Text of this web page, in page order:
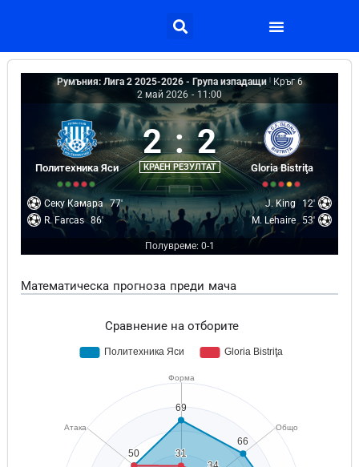
Румъния: Лига 2 2025-2026 - Група изпадащи
Кръг 6
2 май 2026 - 11:00
Политехника Яси
2 : 2
КРАЕН РЕЗУЛТАТ Gloria Bistriţa
Секу Камара 77'
R. Farcas 86'
J. King
12'
M. Lehaire 53'
Полувреме: 0-1
Математическа прогноза преди мача
Сравнение на отборите